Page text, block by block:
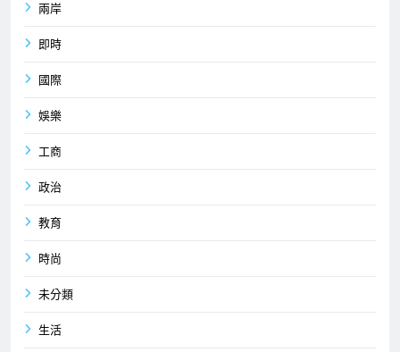
兩岸
即時
國際
娛樂
工商
政治
教育
時尚
未分類
生活